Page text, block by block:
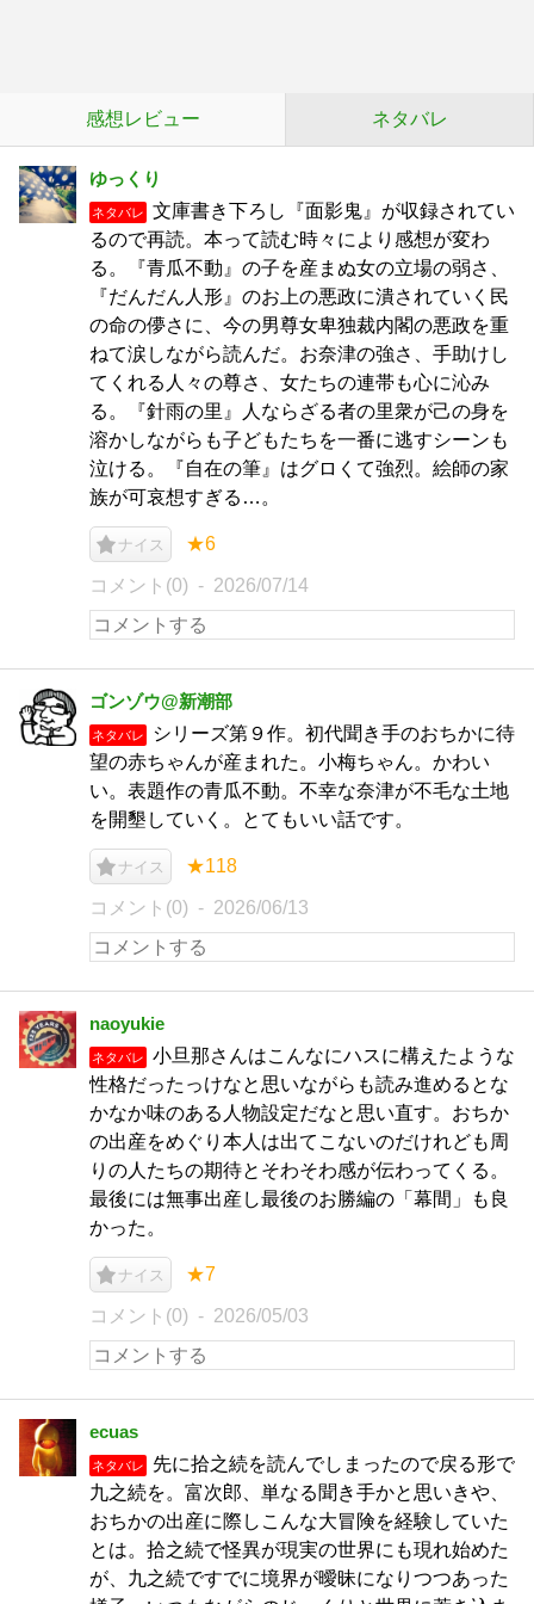
感想レビュー ネタバレ
ゆっくり
ネタバレ
文庫書き下ろし『面影鬼』が収録されてい
るので再読。本って読む時々により感想が変わ
る。『青瓜不動』の子を産まぬ女の立場の弱さ、
『だんだん人形』のお上の悪政に潰されていく民
の命の儚さに、今の男尊女卑独裁内閣の悪政を重
ねて涙しながら読んだ。お奈津の強さ、手助けし
てくれる人々の尊さ、女たちの連帯も心に沁み
る。『針雨の里』人ならざる者の里衆が己の身を
溶かしながらも子どもたちを一番に逃すシーンも
泣ける。『自在の筆』はグロくて強烈。絵師の家
族が可哀想すぎる…。
ナイス ★6
コメント(0) 2026/07/14
ゴンゾウ@新潮部
ネタバレ
シリーズ第９作。初代聞き手のおちかに待
望の赤ちゃんが産まれた。小梅ちゃん。かわい
い。表題作の青瓜不動。不幸な奈津が不毛な土地
を開墾していく。とてもいい話です。
ナイス ★118
コメント(0) 2026/06/13
naoyukie
ネタバレ
小旦那さんはこんなにハスに構えたような
性格だったっけなと思いながらも読み進めるとな
かなか味のある人物設定だなと思い直す。おちか
の出産をめぐり本人は出てこないのだけれども周
りの人たちの期待とそわそわ感が伝わってくる。
最後には無事出産し最後のお勝編の「幕間」も良
かった。
ナイス ★7
コメント(0) 2026/05/03
ecuas
ネタバレ
先に拾之続を読んでしまったので戻る形で
九之続を。富次郎、単なる聞き手かと思いきや、
おちかの出産に際しこんな大冒険を経験していた
とは。拾之続で怪異が現実の世界にも現れ始めた
が、九之続ですでに境界が曖昧になりつつあった